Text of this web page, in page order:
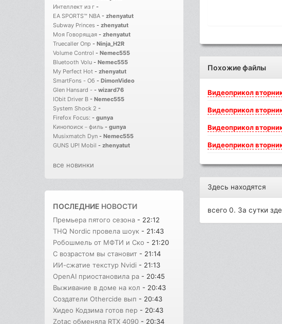
Интеллект из г -
EA SPORTS™ NBA - zhenyatut
Subway Princes - zhenyatut
Моя Говорящая - zhenyatut
Truecaller Опр - Ninja_H2R
Volume Control - Nemec555
Bluetooth Volu - Nemec555
My Perfect Hot - zhenyatut
SmartFons - Об - DimonVideo
Glen Hansard - - wizard76
IObit Driver B - Nemec555
System Shock 2 -
Firefox Focus: - gunya
Кинопоиск－филь - gunya
Musixmatch Dyn - Nemec555
GUNS UP! Mobil - zhenyatut
все новинки
ПОСЛЕДНИЕ НОВОСТИ
Премьера пятого сезона - 22:12
THQ Nordic провела шоук - 21:43
Робошмель от МФТИ и Ско - 21:20
С возрастом вы становит - 21:14
ИИ-сжатие текстур Nvidi - 21:13
OpenAI приостановила ра - 20:45
Выживание в доме на кол - 20:43
Создатели Othercide вып - 20:43
Хидео Кодзима готов пер - 20:43
Zotac обменяла RTX 4090 - 20:34
Похожие файлы
Видеоприкол
Видеоприкол
Видеоприкол
Видеоприкол
Здесь находятся
всего 0. За сутки